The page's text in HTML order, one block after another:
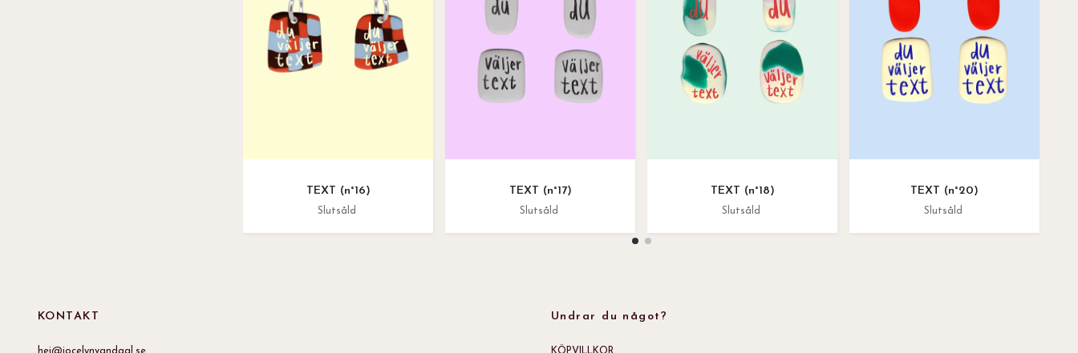
TEXT (n°16)
Slutsåld
TEXT (n°17)
Slutsåld
TEXT (n°18)
Slutsåld
TEXT (n°20)
Slutsåld
KONTAKT Undrar du något?